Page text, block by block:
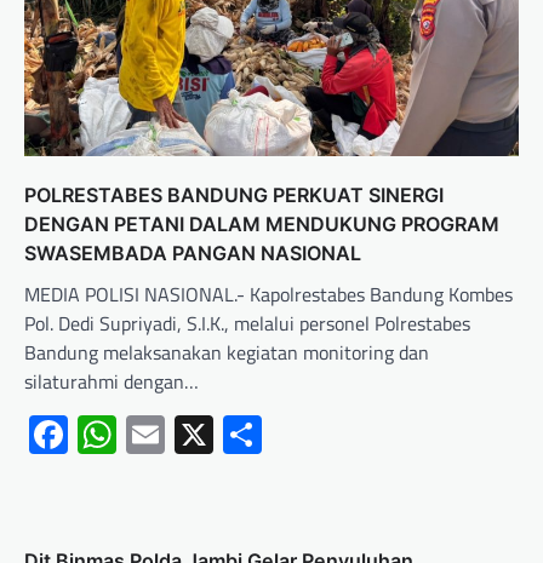
POLRESTABES BANDUNG PERKUAT SINERGI
DENGAN PETANI DALAM MENDUKUNG PROGRAM
SWASEMBADA PANGAN NASIONAL
MEDIA POLISI NASIONAL.- Kapolrestabes Bandung Kombes
Pol. Dedi Supriyadi, S.I.K., melalui personel Polrestabes
Bandung melaksanakan kegiatan monitoring dan
silaturahmi dengan…
Facebook
WhatsApp
Email
X